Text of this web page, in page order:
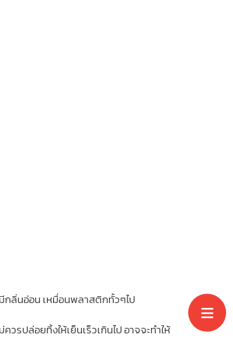
กลิ่นอ่อน เหมื่อนพลาสติกทั้วๆไป
รปล่อยทิ้งให้เย็นเร็วเกินไป อาจจะทำให้